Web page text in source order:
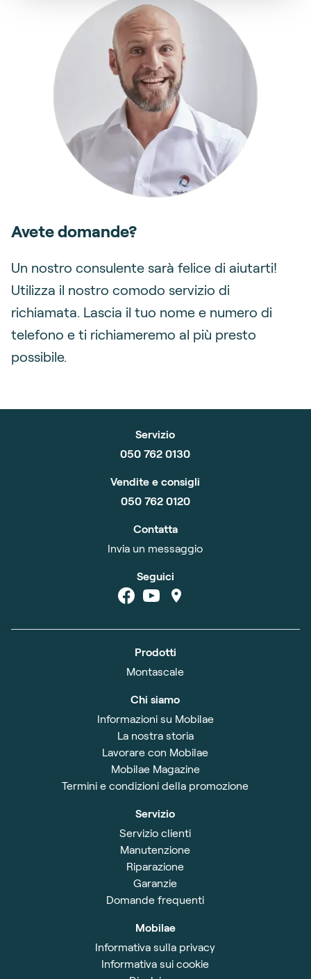
Avete domande?
Un nostro consulente sarà felice di aiutarti!
Utilizza il nostro comodo servizio di
richiamata. Lascia il tuo nome e numero di
telefono e ti richiameremo al più presto
possibile.
Servizio
050 762 0130
Vendite e consigli
050 762 0120
Contatta
Invia un messaggio
Seguici
Prodotti
Montascale
Chi siamo
Informazioni su Mobilae
La nostra storia
Lavorare con Mobilae
Mobilae Magazine
Termini e condizioni della promozione
Servizio
Servizio clienti
Manutenzione
Riparazione
Garanzie
Domande frequenti
Mobilae
Informativa sulla privacy
Informativa sui cookie